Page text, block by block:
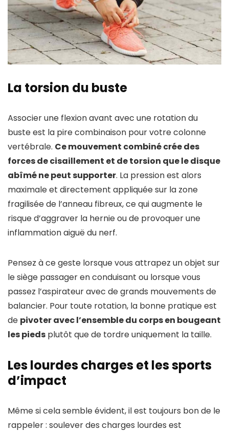
La torsion du buste
Associer une flexion avant avec une rotation du
buste est la pire combinaison pour votre colonne
vertébrale. Ce mouvement combiné crée des
forces de cisaillement et de torsion que le disque
abîmé ne peut supporter. La pression est alors
maximale et directement appliquée sur la zone
fragilisée de l’anneau fibreux, ce qui augmente le
risque d’aggraver la hernie ou de provoquer une
inflammation aiguë du nerf.
Pensez à ce geste lorsque vous attrapez un objet sur
le siège passager en conduisant ou lorsque vous
passez l’aspirateur avec de grands mouvements de
balancier. Pour toute rotation, la bonne pratique est
de pivoter avec l’ensemble du corps en bougeant
les pieds plutôt que de tordre uniquement la taille.
Les lourdes charges et les sports
d’impact
Même si cela semble évident, il est toujours bon de le
rappeler : soulever des charges lourdes est